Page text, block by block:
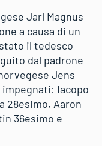
Jarl Magnus
a causa di un
il tedesco
dal padrone
Jens
impegnati: Iacopo
28esimo, Aaron
36esimo e